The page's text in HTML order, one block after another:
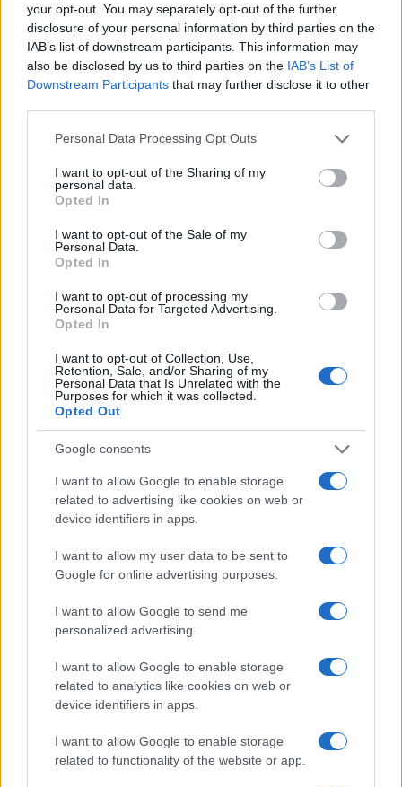
your opt-out. You may separately opt-out of the further
disclosure of your personal information by third parties on the
IAB’s list of downstream participants. This information may
also be disclosed by us to third parties on the IAB’s List of
Downstream Participants that may further disclose it to other
Please note that this website/app uses one or more Google
not limited to your visit or usage behaviour. You may click to
grant or deny consent to Google and its third-party tags to
use your data for below specified purposes in below Google
consent section.
Personal Data Processing Opt Outs
I want to opt-out of the Sharing of my
personal data.
Opted In
I want to opt-out of the Sale of my
Personal Data.
Opted In
I want to opt-out of processing my
Personal Data for Targeted Advertising.
Opted In
I want to opt-out of Collection, Use,
Retention, Sale, and/or Sharing of my
Personal Data that Is Unrelated with the
Purposes for which it was collected.
Opted Out
Google consents
I want to allow Google to enable storage
related to advertising like cookies on web or
device identifiers in apps.
I want to allow my user data to be sent to
Google for online advertising purposes.
I want to allow Google to send me
personalized advertising.
I want to allow Google to enable storage
related to analytics like cookies on web or
device identifiers in apps.
I want to allow Google to enable storage
related to functionality of the website or app.
AUTORE
Staff
Continua a leggere